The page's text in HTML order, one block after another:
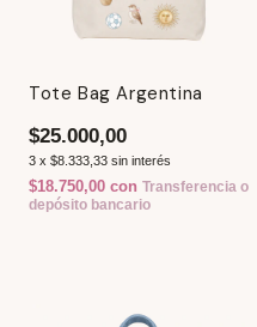
Tote Bag Argentina
$25.000,00
3 x $8.333,33 sin interés
$18.750,00 con Transferencia o
depósito bancario